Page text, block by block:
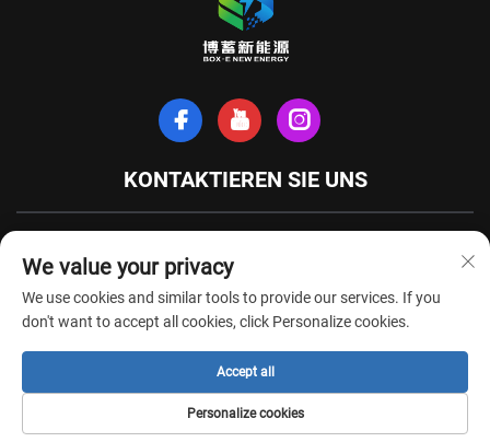
KONTAKTIEREN SIE UNS
[email protected]
Urheberrechte © Anhui Box-E New Energy Technology Co., Ltd. Alle Rechte
We value your privacy
We use cookies and similar tools to provide our services. If you
don't want to accept all cookies, click Personalize cookies.
Personalize cookies
Accept all